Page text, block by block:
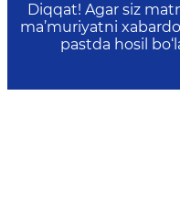
Diqqat! Agar siz
ma’muriyatni
pastda hosil